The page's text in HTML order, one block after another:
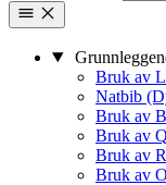
Bruk av
Natbib
Bruk av
Bruk av
Bruk av
Bruk av